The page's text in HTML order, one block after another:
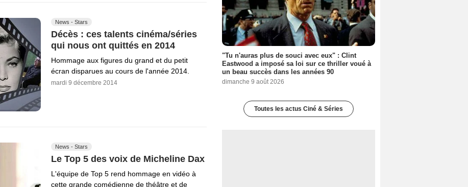
News - Stars
Décès : ces talents cinéma/séries
qui nous ont quittés en 2014
Hommage aux figures du grand et du petit
écran disparues au cours de l'année 2014.
mardi 9 décembre 2014
News - Stars
Le Top 5 des voix de Micheline Dax
L'équipe de Top 5 rend hommage en vidéo à
cette grande comédienne de théâtre et de
"Tu n'auras plus de souci avec eux" : Clint
Eastwood a imposé sa loi sur ce thriller voué à
un beau succès dans les années 90
dimanche 9 août 2026
Toutes les actus Ciné & Séries